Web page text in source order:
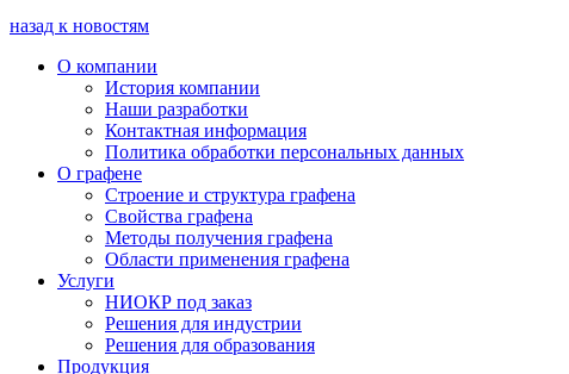
назад к новостям
О компании
История компании
Наши разработки
Контактная информация
Политика обработки персональных данных
О графене
Строение и структура графена
Свойства графена
Методы получения графена
Области применения графена
Услуги
НИОКР под заказ
Решения для индустрии
Решения для образования
Продукция